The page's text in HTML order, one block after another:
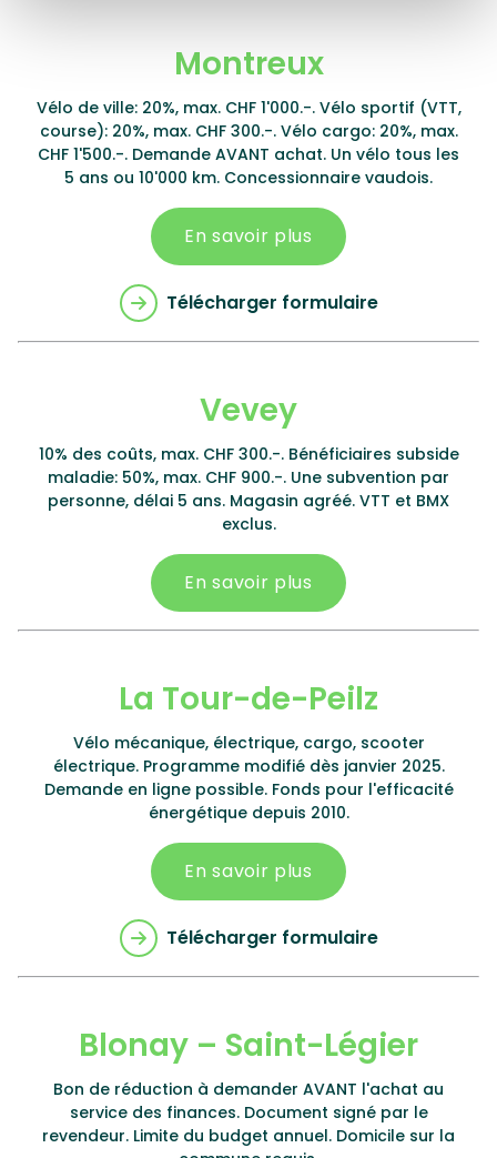
Montreux
Vélo de ville: 20%, max. CHF 1'000.-. Vélo sportif (VTT,
course): 20%, max. CHF 300.-. Vélo cargo: 20%, max.
CHF 1'500.-. Demande AVANT achat. Un vélo tous les
5 ans ou 10'000 km. Concessionnaire vaudois.
En savoir plus
Télécharger formulaire
Vevey
10% des coûts, max. CHF 300.-. Bénéficiaires subside
maladie: 50%, max. CHF 900.-. Une subvention par
personne, délai 5 ans. Magasin agréé. VTT et BMX
exclus.
En savoir plus
La Tour-de-Peilz
Vélo mécanique, électrique, cargo, scooter
électrique. Programme modifié dès janvier 2025.
Demande en ligne possible. Fonds pour l'efficacité
énergétique depuis 2010.
En savoir plus
Télécharger formulaire
Blonay – Saint-Légier
Bon de réduction à demander AVANT l'achat au
service des finances. Document signé par le
revendeur. Limite du budget annuel. Domicile sur la